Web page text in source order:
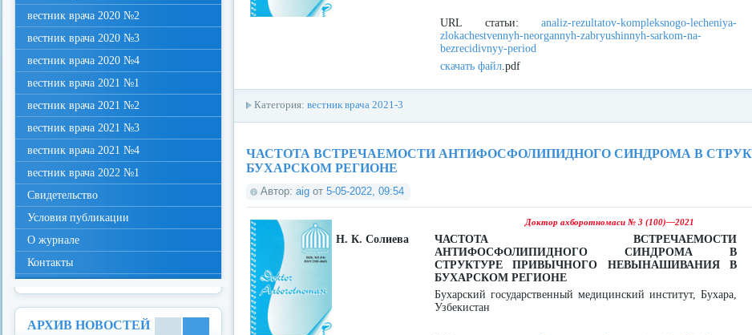
URL статьи: analiz-rezultatov-kompleksnogo-lecheniya-
zlokachestvennyh-neorgannyh-zabryushinnyh-sarkom-na-
bezrecidivnyy-period
скачать файл .pdf
Категория: вестник врача 2021-3
ЧАСТОТА ВСТРЕЧАЕМОСТИ АНТИФОСФОЛИПИДНОГО СИНДРОМА В
БУХАРСКОМ РЕГИОНЕ
Автор: aig от 5-05-2022, 09:54
Доктор ахборотномаси № 3 (100)—2021
Н. К. Солиева
ЧАСТОТА ВСТРЕЧАЕМОСТИ
АНТИФОСФОЛИПИДНОГО СИНДРОМА В
СТРУКТУРЕ ПРИВЫЧНОГО НЕВЫНАШИВАНИЯ В
БУХАРСКОМ РЕГИОНЕ
Бухарский государственный медицинский институт, Бухара,
Узбекистан
вестник врача 2020 №2
вестник врача 2020 №3
вестник врача 2020 №4
вестник врача 2021 №1
вестник врача 2021 №2
вестник врача 2021 №3
вестник врача 2021 №4
вестник врача 2022 №1
Свидетельство
Условия публикации
О журнале
Контакты
АРХИВ НОВОСТЕЙ